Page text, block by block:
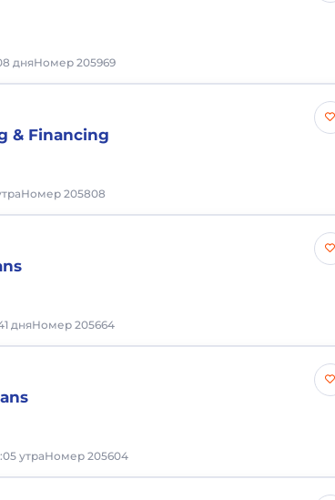
дняНомер 205969
& Financing
Номер 205808
дняНомер 205664
утраНомер 205604